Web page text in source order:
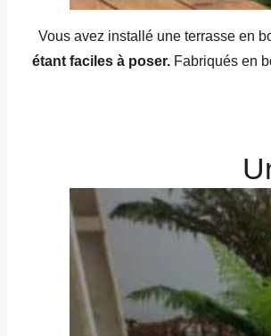
Vous avez installé une terrasse en
étant faciles à poser. Fabriqués en